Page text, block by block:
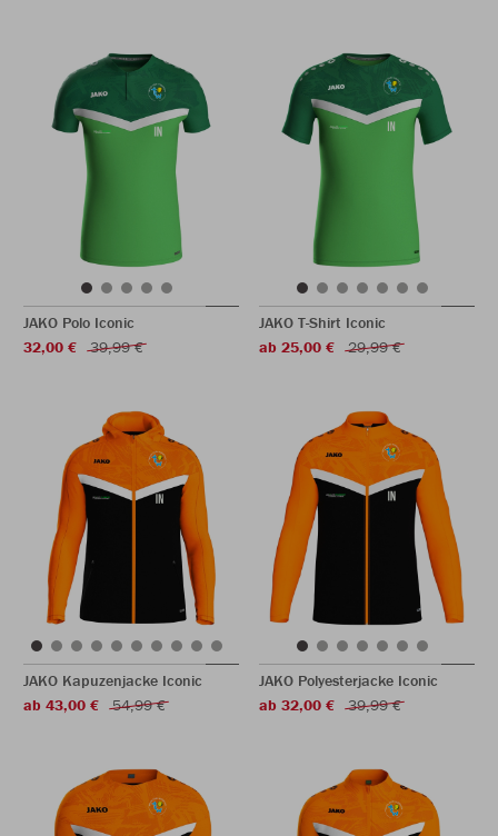
JAKO Polo Iconic
32,00 €
39,99 €
JAKO T-Shirt Iconic
ab 25,00 €
29,99 €
JAKO Kapuzenjacke Iconic
ab 43,00 €
54,99 €
JAKO Polyesterjacke Iconic
ab 32,00 €
39,99 €